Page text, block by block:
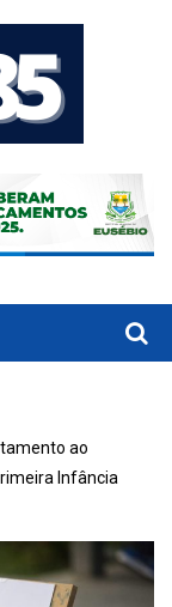
ao
Infância